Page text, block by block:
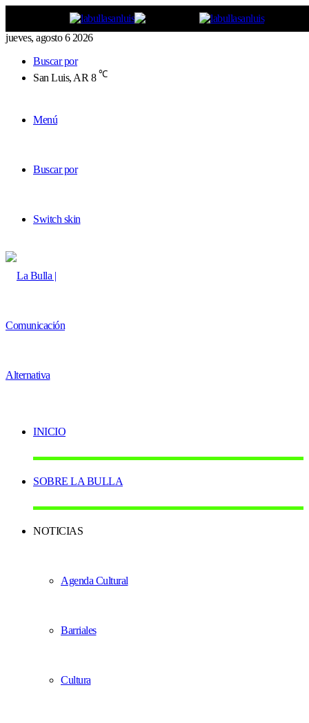
jueves, agosto 6 2026
Buscar por
San Luis, AR 8 ℃
Menú
Buscar por
Switch skin
INICIO
SOBRE LA BULLA
NOTICIAS
Agenda Cultural
Barriales
Cultura